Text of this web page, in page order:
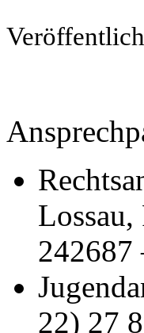
242687
22) 27